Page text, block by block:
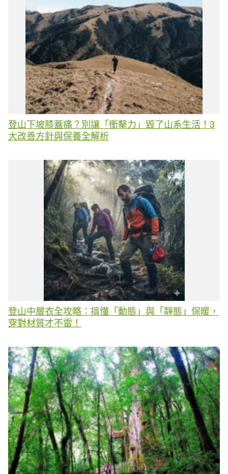
登山下坡膝蓋痛？別讓「衝擊力」毀了山系生活！3
大改善方針與保養全解析
登山中層衣全攻略：搞懂「動態」與「靜態」保暖，
穿對材質才不雷！